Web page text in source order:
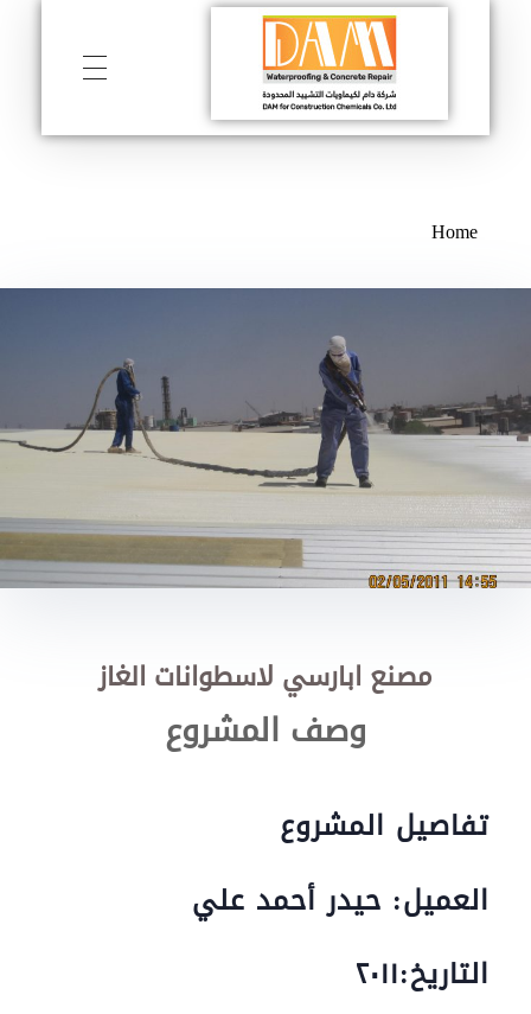
DAMConstruction & Chimical co
Home
مصنع ابارسي لاسطوانات الغاز
وصف المشروع
تفاصيل المشروع
العميل: حيدر أحمد علي
التاريخ:٢٠١١